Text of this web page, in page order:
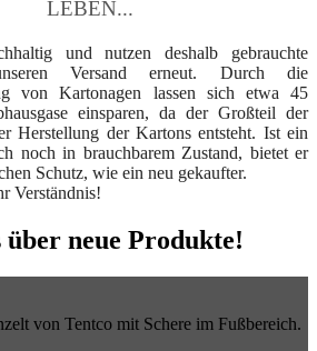
LEBEN...
und nutzen deshalb gebrauchte
Versand erneut. Durch die
von Kartonagen lassen sich etwa 45
einsparen, da der Großteil der
Herstellung der Kartons entsteht. Ist ein
noch in brauchbarem Zustand, bietet er
Schutz, wie ein neu gekaufter.
Verständnis!
neue Produkte!
von Tentco mit Schere im Fußbereich.